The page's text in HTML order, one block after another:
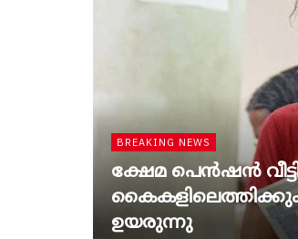
BREAKING NEWS
ക്ഷേമ പെൻഷൻ
ഉയരുന്നു